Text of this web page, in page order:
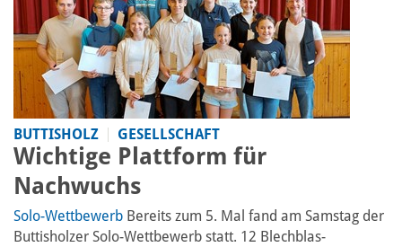
BUTTISHOLZ GESELLSCHAFT
Wichtige Plattform für
Nachwuchs
Solo-Wettbewerb Bereits zum 5. Mal fand am Samstag der
Buttisholzer Solo-Wettbewerb statt. 12 Blechblas-